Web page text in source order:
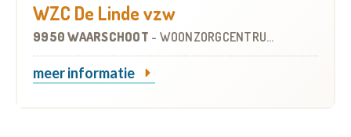
WZC De Linde vzw
9950 WAARSCHOOT - WOONZORGCENTRUM (WZC)
meer informatie